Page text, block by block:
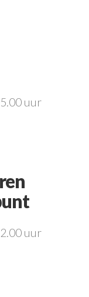
uur
uur